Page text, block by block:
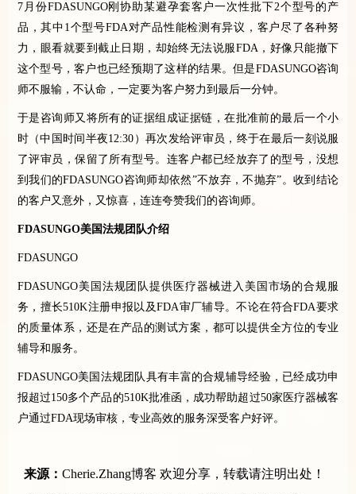
7月份FDASUNGO刚协助某避孕套客户一次性批下2个型号的产
品，其中 1个型号FDA对产品性能检测有异议，客户尽了各种努
力，眼看就要到截止日期，却始终无法说服FDA，好像只能撤下
这个型号，客户也已经预期了这样的结果。但是FDASUNGO咨询
师不服输，不认命，一定要为客户努力到最后一分钟。
于是咨询师又将所有的证据组成证据链，在批准前的最后一个小
时（中国时间半夜12:30 ）再次发给评审员，终于在最后一刻说服
了评审员，保留了所有型号。连客户都已经放弃了的型号，没想
到我们的FDASUNGO咨询师却依然”不放弃，不抛弃”。收到结论
的客户又意外，又惊喜，连连夸赞我们的咨询师。
FDASUNGO美国法规团队介绍
FDASUNGO
FDASUNGO美国法规团队提供医疗器械进入美国市场的合规服
务，擅长510K注册申报以及FDA审厂辅导。不论在符合FDA要求
的质量体系，还是在产品的测试方案，都可以提供全方位的专业
辅导和服务。
FDASUNGO美国法规团队具有丰富的合规辅导经验，已经成功申
报超过150多个产品的510K批准函，成功帮助超过50家医疗器械客
户通过FDA现场审核，专业高效的服务深受客户好评。
来源： Cherie.Zhang博客 欢迎分享，转载请注明出处！